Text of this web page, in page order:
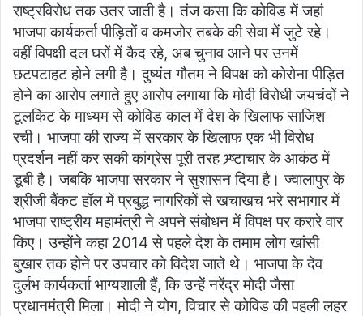
राष्ट्रविरोध तक उतर जाती है। तंज कसा कि कोविड में जहां
भाजपा कार्यकर्ता पीड़ितों व कमजोर तबके की सेवा में जुटे रहे।
वहीं विपक्षी दल घरों में कैद रहे, अब चुनाव आने पर उनमें
छटपटाहट होने लगी है। दुष्यंत गौतम ने विपक्ष को कोरोना पीड़ित
होने का आरोप लगाते हुए आरोप लगाया कि मोदी विरोधी जयचंदों ने
टूलकिट के माध्यम से कोविड काल में देश के खिलाफ साजिश
रची। भाजपा की राज्य में सरकार के खिलाफ एक भी विरोध
प्रदर्शन नहीं कर सकी कांग्रेस पूरी तरह भ्र्ष्टाचार के आकंठ में
डूबी है। जबकि भाजपा सरकार ने सुशासन दिया है। ज्वालापुर के
श्रीजी बैंकट हॉल में प्रबुद्ध नागरिकों से खचाखच भरे सभागार में
भाजपा राष्ट्रीय महामंत्री ने अपने संबोधन में विपक्ष पर करारे वार
किए। उन्होंने कहा 2014 से पहले देश के तमाम लोग खांसी
बुखार तक होने पर उपचार को विदेश जाते थे। भाजपा के देव
दुर्लभ कार्यकर्ता भाग्यशाली हैं, कि उन्हें नरेंद्र मोदी जैसा
प्रधानमंत्री मिला। मोदी ने योग, विचार से कोविड की पहली लहर